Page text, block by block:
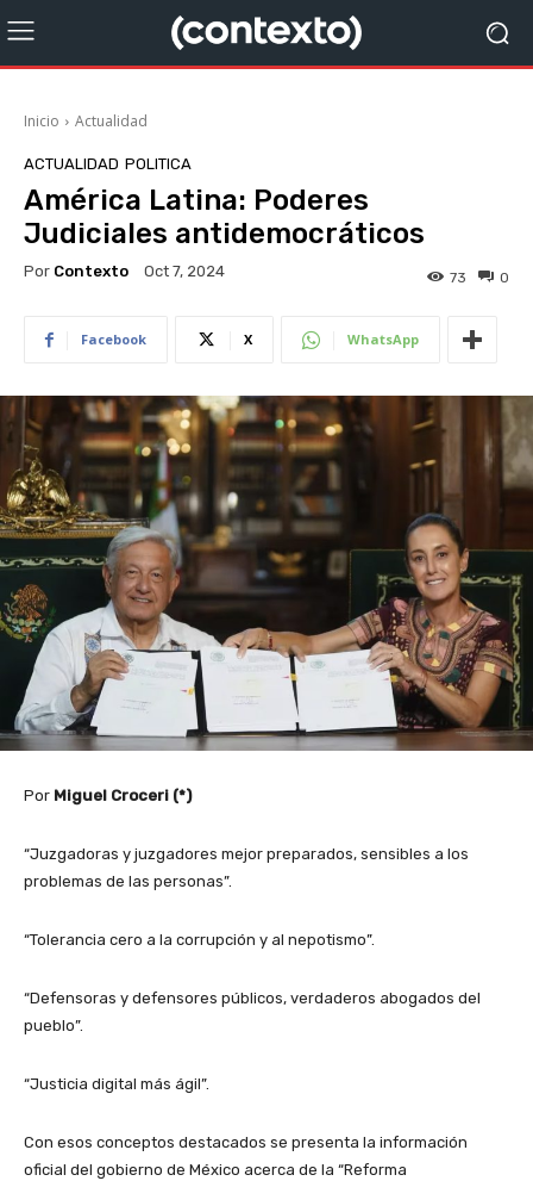
Inicio Actualidad
ACTUALIDAD POLITICA
América Latina: Poderes
Judiciales antidemocráticos
Por Contexto Oct 7, 2024 0
73
Facebook X WhatsApp
Por Miguel Croceri (*)
“Juzgadoras y juzgadores mejor preparados, sensibles a los
problemas de las personas”.
“Tolerancia cero a la corrupción y al nepotismo”.
“Defensoras y defensores públicos, verdaderos abogados del
pueblo”.
“Justicia digital más ágil”.
Con esos conceptos destacados se presenta la información
oficial del gobierno de México acerca de la “Reforma